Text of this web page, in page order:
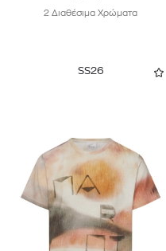
2 Διαθέσιμα Χρώματα
SS26